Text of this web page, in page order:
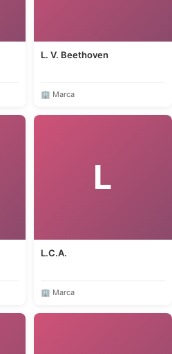
L. V. Beethoven
🏢 Marca
L
L.C.A.
🏢 Marca